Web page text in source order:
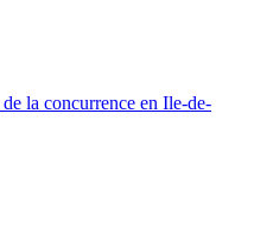
la concurrence en Ile-de-